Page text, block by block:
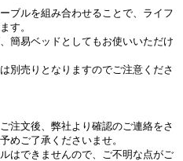
ブルを組み合わせることで、ライフ
す。
簡易ベッドとしてもお使いいただけ
別売りとなりますのでご注意くださ
注文後、弊社より確認のご連絡をさ
めご了承くださいませ。
はできませんので、ご不明な点がご